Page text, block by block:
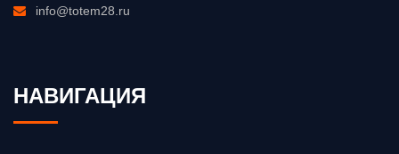
info@totem28.ru
НАВИГАЦИЯ